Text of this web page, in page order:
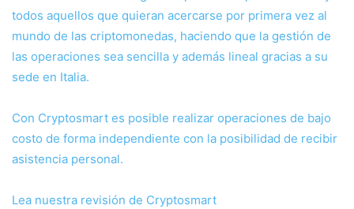
todos aquellos que quieran acercarse por primera vez al
mundo de las criptomonedas, haciendo que la gestión de
las operaciones sea sencilla y además lineal gracias a su
sede en Italia.
Con Cryptosmart es posible realizar operaciones de bajo
costo de forma independiente con la posibilidad de recibir
asistencia personal.
Lea nuestra revisión de Cryptosmart